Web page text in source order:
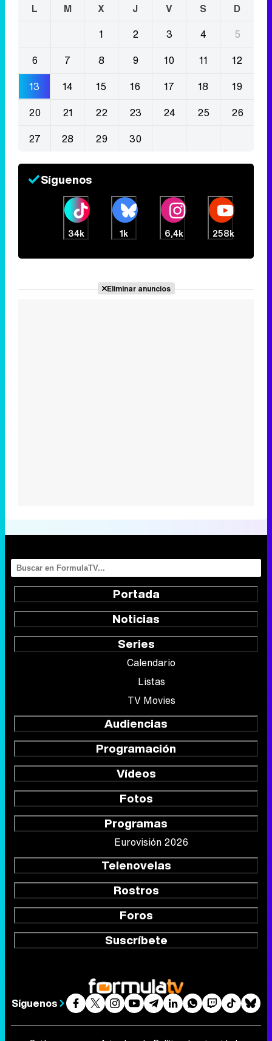
L M X J V S
D
1
2 3 4
5
6
7 8 9 10 11
12
13
14 15 16 17 18
19
20
21 22 23 24 25
26
27
28 29 30
Síguenos
34k 1k 6,4k 258k
Eliminar anuncios
Portada
Noticias
Series
Calendario
Listas
TV Movies
Audiencias
Programación
Vídeos
Fotos
Programas
Eurovisión 2026
Telenovelas
Rostros
Foros
Suscríbete
Síguenos